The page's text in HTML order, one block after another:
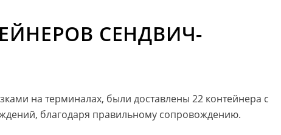
СЕНДВИЧ-
на терминалах, были доставлены 22 контейнера с
благодаря правильному сопровождению.